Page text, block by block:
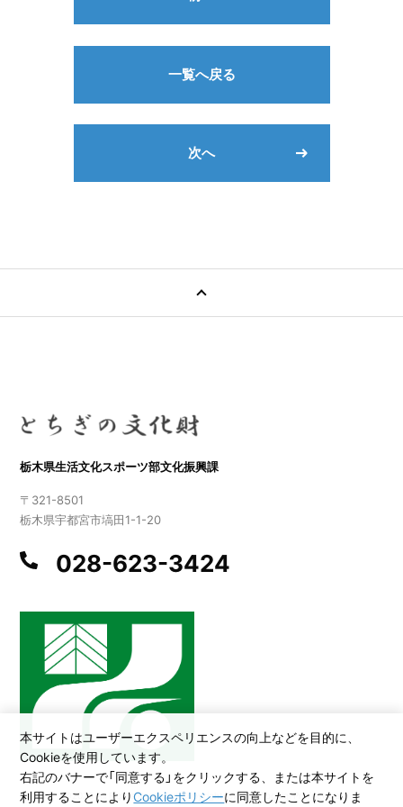
本サイトはユーザーエクスペリエンスの向上などを目的に、
Cookieを使用しています。
右記のバナーで「同意する」をクリックする、または本サイトを
利用することによりCookieポリシーに同意したことになりま
一覧へ戻る
次へ
栃木県生活文化スポーツ部文化振興課
〒321-8501
栃木県宇都宮市塙田1-1-20
028-623-3424
©2026 All Rights Reserved,Copyright(C)2005.Tochigi Prefecture